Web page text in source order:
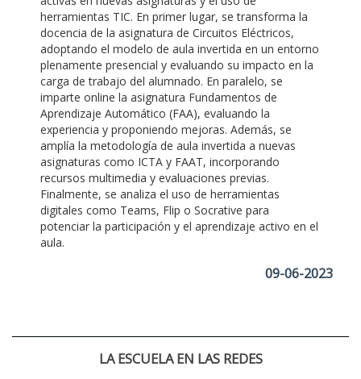
herramientas TIC. En primer lugar, se transforma la
docencia de la asignatura de Circuitos Eléctricos,
adoptando el modelo de aula invertida en un entorno
plenamente presencial y evaluando su impacto en la
carga de trabajo del alumnado. En paralelo, se
imparte online la asignatura Fundamentos de
Aprendizaje Automático (FAA), evaluando la
experiencia y proponiendo mejoras. Además, se
amplía la metodología de aula invertida a nuevas
asignaturas como ICTA y FAAT, incorporando
recursos multimedia y evaluaciones previas.
Finalmente, se analiza el uso de herramientas
digitales como Teams, Flip o Socrative para
potenciar la participación y el aprendizaje activo en el
aula.
09-06-2023
LA ESCUELA EN LAS REDES